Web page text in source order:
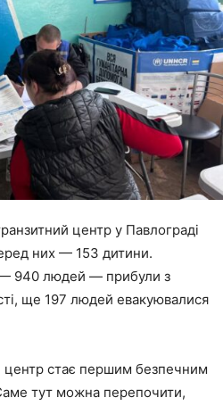
центр у Павлограді
них — 153 дитини.
— 940 людей — прибули з
ще 197 людей евакуювалися
центр стає першим безпечним
тут можна перепочити,